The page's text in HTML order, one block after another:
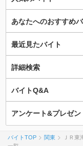
あなたへのおすすめ
最近見たバイト
詳細検索
バイトQ&A
アンケート&プレゼン
バイトTOP 関東
ＪＲ